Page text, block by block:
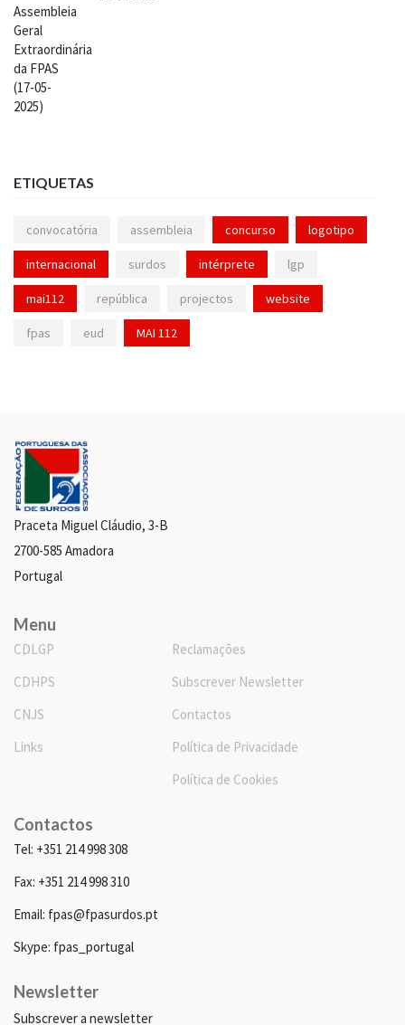
ETIQUETAS
convocatória assembleia concurso logotipo
internacional surdos intérprete lgp
mai112 república projectos website
fpas eud MAI 112
Praceta Miguel Cláudio, 3-B
2700-585 Amadora
Portugal
Menu
CDLGP
CDHPS
CNJS
Links
Reclamações
Subscrever Newsletter
Contactos
Política de Privacidade
Política de Cookies
Contactos
Tel: +351 214 998 308
Fax: +351 214 998 310
Email: fpas@fpasurdos.pt
Skype: fpas_portugal
Newsletter
Subscrever a newsletter